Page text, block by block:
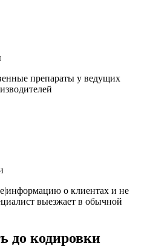
препараты у ведущих
о клиентах и не
выезжает в обычной
до кодировки